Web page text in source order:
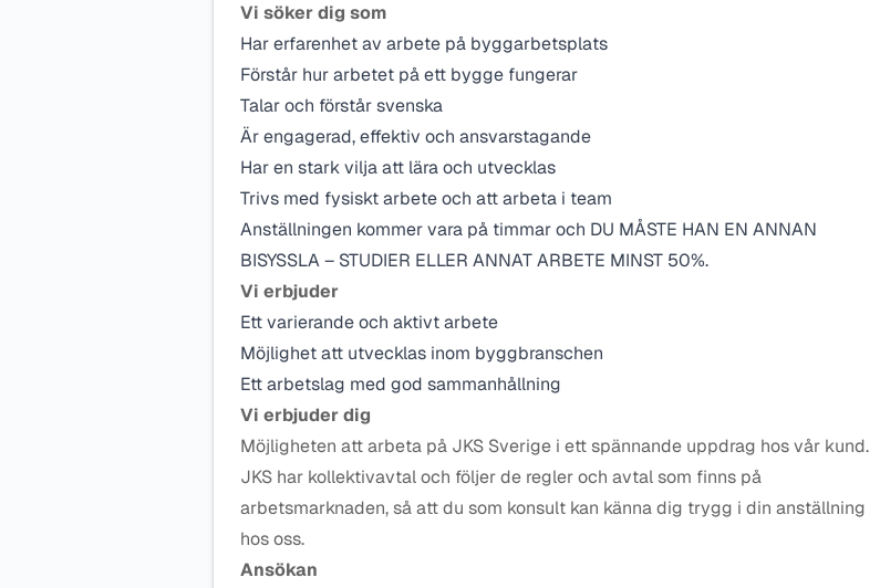
Vi söker dig som
Har erfarenhet av arbete på byggarbetsplats
Förstår hur arbetet på ett bygge fungerar
Talar och förstår svenska
Är engagerad, effektiv och ansvarstagande
Har en stark vilja att lära och utvecklas
Trivs med fysiskt arbete och att arbeta i team
Anställningen kommer vara på timmar och DU MÅSTE HAN EN ANNAN
BISYSSLA – STUDIER ELLER ANNAT ARBETE MINST 50%.
Vi erbjuder
Ett varierande och aktivt arbete
Möjlighet att utvecklas inom byggbranschen
Ett arbetslag med god sammanhållning
Vi erbjuder dig
Möjligheten att arbeta på JKS Sverige i ett spännande uppdrag hos vår kund.
JKS har kollektivavtal och följer de regler och avtal som finns på
arbetsmarknaden, så att du som konsult kan känna dig trygg i din anställning
hos oss.
Ansökan